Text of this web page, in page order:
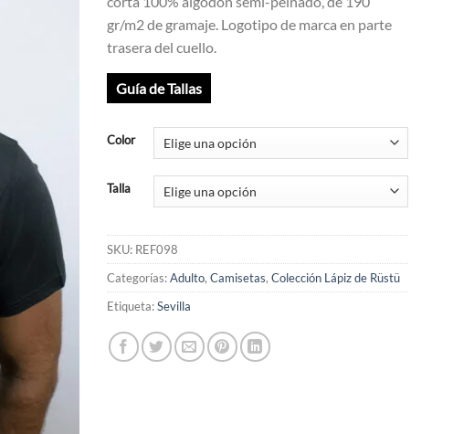
gr/m2 de gramaje. Logotipo de marca en parte
trasera del cuello.
Guía de Tallas
Color
Talla
SKU: REF098
Categorías:Adulto, Camisetas, Colección Lápiz de Rüstü
Etiqueta:Sevilla